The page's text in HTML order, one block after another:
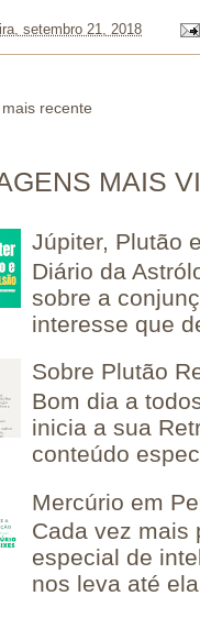
setembro 21, 2018
recente
MAIS
Júpiter, Plutão
Diário da
sobre a
interesse que
Sobre Plutão
Bom dia a
inicia a sua
conteúdo
Mercúrio em
Cada vez mais
especial de
nos leva até